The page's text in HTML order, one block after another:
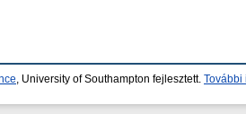
, University of Southampton fejlesztett. További